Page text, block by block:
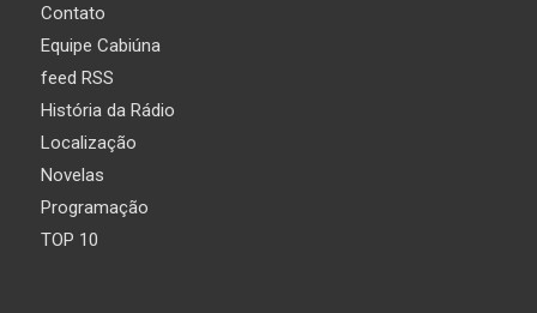
Contato
Equipe Cabiúna
feed RSS
História da Rádio
Localização
Novelas
Programação
TOP 10